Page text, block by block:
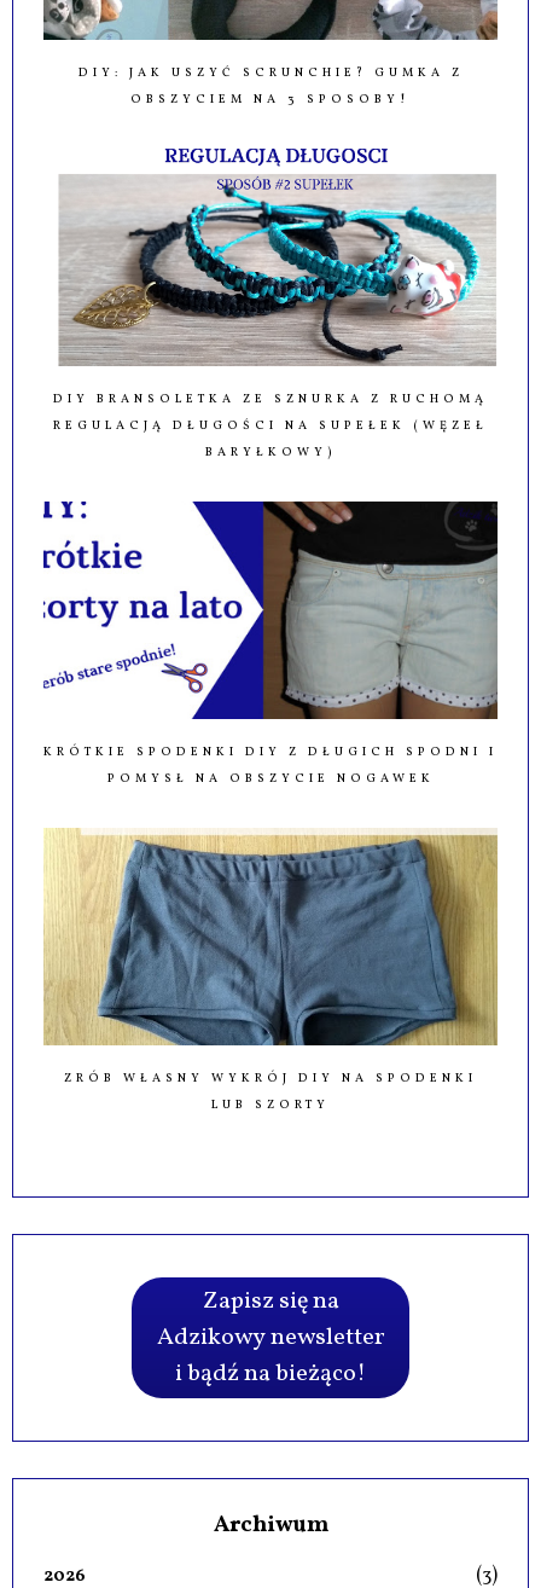
DIY: JAK USZYĆ SCRUNCHIE? GUMKA Z
OBSZYCIEM NA 3 SPOSOBY!
DIY BRANSOLETKA ZE SZNURKA Z RUCHOMĄ
REGULACJĄ DŁUGOŚCI NA SUPEŁEK (WĘZEŁ
BARYŁKOWY)
KRÓTKIE SPODENKI DIY Z DŁUGICH SPODNI I
POMYSŁ NA OBSZYCIE NOGAWEK
ZRÓB WŁASNY WYKRÓJ DIY NA SPODENKI
LUB SZORTY
Zapisz się na
Adzikowy newsletter
i bądź na bieżąco!
Archiwum
2026 (3)